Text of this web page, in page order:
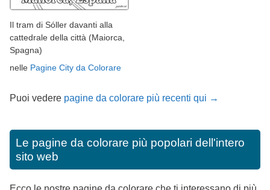
Il tram di Sóller davanti alla
cattedrale della città (Maiorca,
Spagna)
nelle Pagine City da Colorare
Puoi vedere pagine da colorare più recenti qui →
Le pagine da colorare più popolari dell'intero
sito web